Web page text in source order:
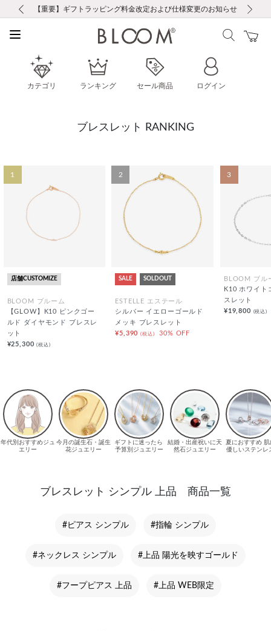
お修理・アフターサービスのご案内
【重要】令和８年熊本地震に伴う集配への影響について
【重要】ギフトラッピング料金改定および仕様変更のお知らせ
【重要】夏季休業の営業についてのご案内
税込5,500円以上で送料無料｜最短24時間以内に発送
新規会員登録で1000ポイントプレゼント！
新規LINE友だち登録で500円クーポンプレゼント
会員限定！レビュー投稿で100ポイントプレゼント
お修理・アフターサービスのご案内
【重要】令和８年熊本地震に伴う集配への影響について
カテゴリ ランキング セール商品 ログイン
ブレスレット RANKING
1
店舗CUSTOMIZE
BLOOM ブルーム
【GLOW】K10 ピンクゴー
ルド ダイヤモンド ブレスレ
ット
¥25,300(税込)
2
SALE SOLDOUT
ESTELLE エステール
シルバー イエローゴールド
メッキ ブレスレット
¥5,390(税込) 30% OFF
3
BLOOM ブル
K10 ホワイト
スレット
¥19,800 (税込)
ブレスレット シンプル 上品 商品一覧
#ピアス シンプル #指輪 シンプル
#ネックレス シンプル #上品 陽光を映すゴールド
#フープピアス 上品 #上品 WEB限定